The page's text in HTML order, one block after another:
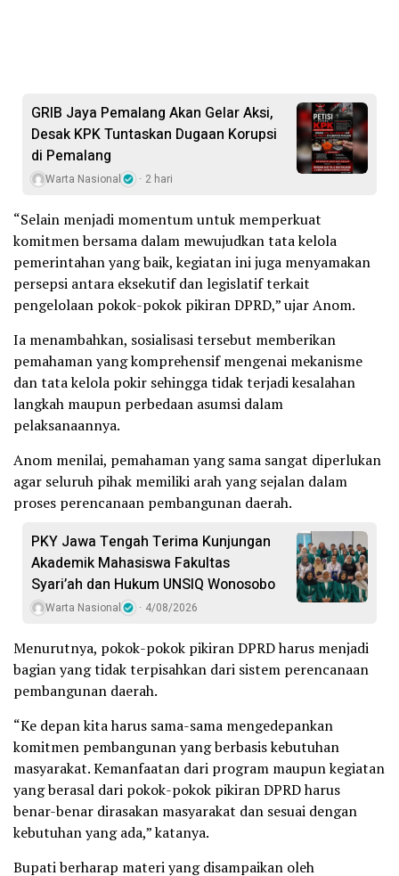
GRIB Jaya Pemalang Akan Gelar Aksi,
Desak KPK Tuntaskan Dugaan Korupsi
di Pemalang
Warta Nasional 2 hari
“Selain menjadi momentum untuk memperkuat
komitmen bersama dalam mewujudkan tata kelola
pemerintahan yang baik, kegiatan ini juga menyamakan
persepsi antara eksekutif dan legislatif terkait
pengelolaan pokok-pokok pikiran DPRD,” ujar Anom.
Ia menambahkan, sosialisasi tersebut memberikan
pemahaman yang komprehensif mengenai mekanisme
dan tata kelola pokir sehingga tidak terjadi kesalahan
langkah maupun perbedaan asumsi dalam
pelaksanaannya.
Anom menilai, pemahaman yang sama sangat diperlukan
agar seluruh pihak memiliki arah yang sejalan dalam
proses perencanaan pembangunan daerah.
PKY Jawa Tengah Terima Kunjungan
Akademik Mahasiswa Fakultas
Syari’ah dan Hukum UNSIQ Wonosobo
Warta Nasional 4/08/2026
Menurutnya, pokok-pokok pikiran DPRD harus menjadi
bagian yang tidak terpisahkan dari sistem perencanaan
pembangunan daerah.
“Ke depan kita harus sama-sama mengedepankan
komitmen pembangunan yang berbasis kebutuhan
masyarakat. Kemanfaatan dari program maupun kegiatan
yang berasal dari pokok-pokok pikiran DPRD harus
benar-benar dirasakan masyarakat dan sesuai dengan
kebutuhan yang ada,” katanya.
Bupati berharap materi yang disampaikan oleh